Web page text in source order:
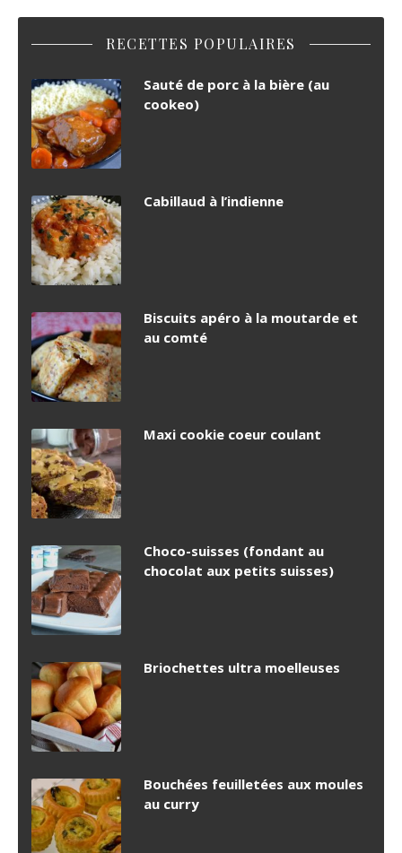
RECETTES POPULAIRES
Sauté de porc à la bière (au
cookeo)
Cabillaud à l’indienne
Biscuits apéro à la moutarde et
au comté
Maxi cookie coeur coulant
Choco-suisses (fondant au
chocolat aux petits suisses)
Briochettes ultra moelleuses
Bouchées feuilletées aux moules
au curry